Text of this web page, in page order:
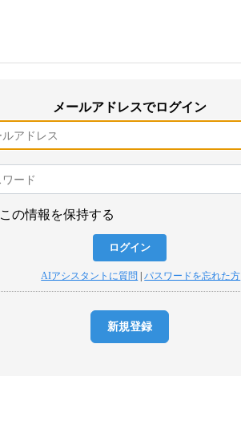
メールアドレスでログイン
この情報を保持する
AIアシスタントに質問 |パスワードを忘れた方
新規登録